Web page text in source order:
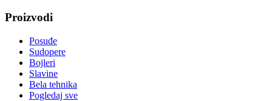
Proizvodi
Posuđe
Sudopere
Bojleri
Slavine
Bela tehnika
Pogledaj sve